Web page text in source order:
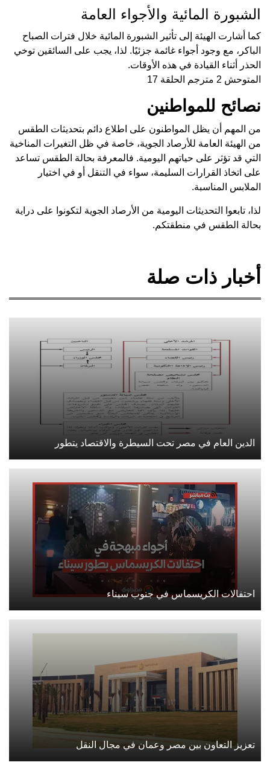
الشبورة المائية والأجواء العامة
كما أشارت الهيئة إلى تأثير الشبورة المائية خلال فترات الصباح
الباكر، مع وجود أجواء غائمة جزئيًا. لذا، يجب على السائقين توخي
الحذر أثناء القيادة في هذه الأوقات.
المتوحش 2 مترجم الحلقة 17
نصائح للمواطنين
من المهم أن يظل المواطنون على اطلاع دائم بتحديثات الطقس
من الهيئة العامة للأرصاد الجوية، خاصة في ظل التغيرات المناخية
التي قد تؤثر على حياتهم اليومية. فالمعرفة بحالة الطقس تساعد
على اتخاذ القرارات السليمة، سواء في التنقل أو في اختيار
الملابس المناسبة.
لذا، تابعوا التحديثات اليومية من الأرصاد الجوية لتكونوا على دراية
بحالة الطقس في منطقتكم.
أخبار ذات صلة
الدين العام في مصر تحت السيطرة والاقتصاد يتطور
احتفالات الكريسماس في جنوب سيناء
تعزيز التعاون بين مصر وعمان في مجال النقل